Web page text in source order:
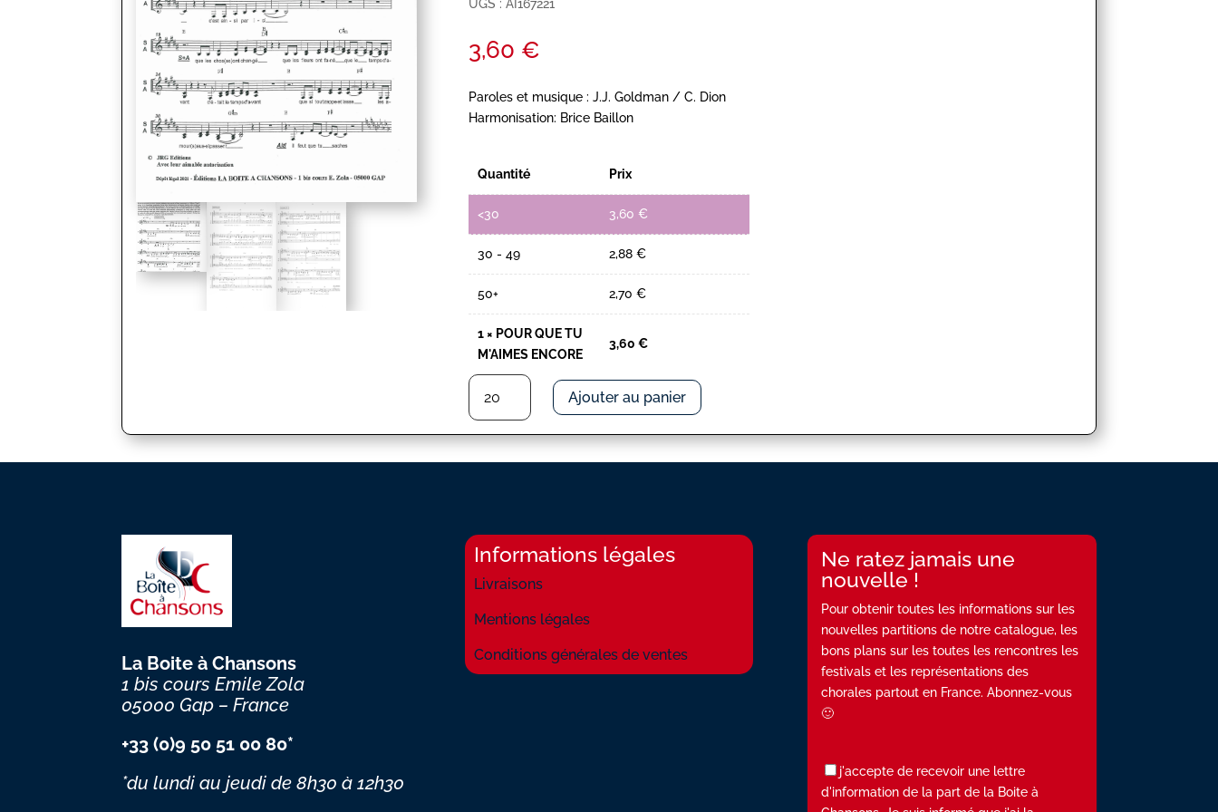
UGS :AI167221
3,60 €
Paroles et musique : J.J. Goldman / C. Dion
Harmonisation: Brice Baillon
Quantité Prix
<30 3,60 €
30 - 49 2,88 €
50+ 2,70 €
1 × POUR QUE TU
M'AIMES ENCORE
3,60 €
quantité
POUR
QUE
TU
Ajouter au panier
La Boite à Chansons
1 bis cours Emile Zola
05000 Gap – France
+33 (0)9 50 51 00 80*
*du lundi au jeudide 8h30 à 12h30
Informations légales
Livraisons
Mentions légales
Conditions générales de ventes
Ne ratez jamais une
nouvelle !
Pour obtenir toutes les informations sur les
nouvelles partitions de notre catalogue, les
bons plans sur les toutes les rencontres les
festivals et les représentations des
chorales partout en France. Abonnez-vous
🙂
j'accepte de recevoir une lettre
d'information de la part de la Boite à